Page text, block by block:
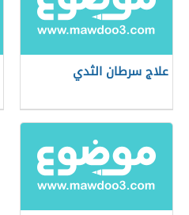
علاج سرطان الثدي